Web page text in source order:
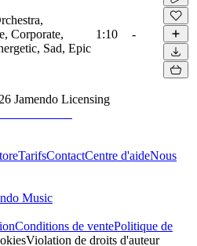
Corporate,
Sad, Epic
1:10 -
Jamendo Licensing
TarifsContactCentre d'aideNous
Music
Conditions de ventePolitique de
Violation de droits d'auteur